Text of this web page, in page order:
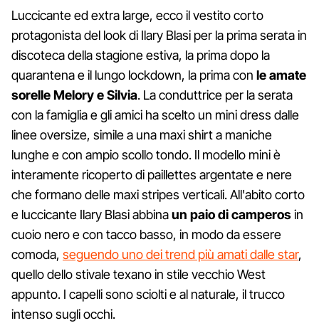
Luccicante ed extra large, ecco il vestito corto
protagonista del look di Ilary Blasi per la prima serata in
discoteca della stagione estiva, la prima dopo la
quarantena e il lungo lockdown, la prima con le amate
sorelle Melory e Silvia. La conduttrice per la serata
con la famiglia e gli amici ha scelto un mini dress dalle
linee oversize, simile a una maxi shirt a maniche
lunghe e con ampio scollo tondo. Il modello mini è
interamente ricoperto di paillettes argentate e nere
che formano delle maxi stripes verticali. All'abito corto
e luccicante Ilary Blasi abbinaun paio di camperosin
cuoio nero e con tacco basso, in modo da essere
comoda, seguendo uno dei trend più amati dalle star,
quello dello stivale texano in stile vecchio West
appunto. I capelli sono sciolti e al naturale, il trucco
intenso sugli occhi.